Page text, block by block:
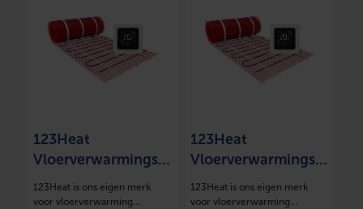
123Heat
Vloerverwarmingsm
at Set 1,5 m2- 225
Watt
123Heat is ons eigen merk
voor vloerverwarming
123Heat
Vloerverwarmingsm
at Set 10 m2- 1500
Watt
123Heat is ons eigen merk
voor vloerverwarming